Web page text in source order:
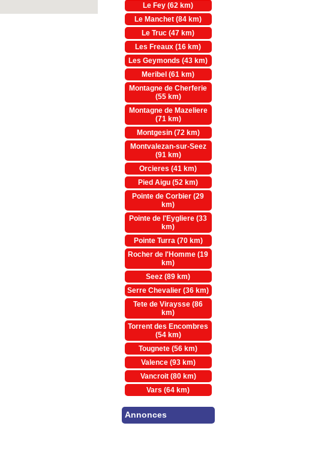
Le Fey (62 km)
Le Manchet (84 km)
Le Truc (47 km)
Les Freaux (16 km)
Les Geymonds (43 km)
Meribel (61 km)
Montagne de Cherferie
(55 km)
Montagne de Mazeliere
(71 km)
Montgesin (72 km)
Montvalezan-sur-Seez
(91 km)
Orcieres (41 km)
Pied Aigu (52 km)
Pointe de Corbier (29
km)
Pointe de l'Eygliere (33
km)
Pointe Turra (70 km)
Rocher de l'Homme (19
km)
Seez (89 km)
Serre Chevalier (36 km)
Tete de Viraysse (86
km)
Torrent des Encombres
(54 km)
Tougnete (56 km)
Valence (93 km)
Vancroit (80 km)
Vars (64 km)
Annonces